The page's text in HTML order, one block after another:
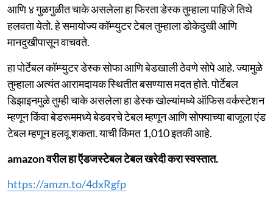
आणि ४ गुळगुळीत चाके असलेला हा फिरता डेस्क तुम्हाला पाहिजे तिथे
हलवता येतो. हे समायोज्य कॉम्प्युटर टेबल तुम्हाला डोकेदुखी आणि
मानदुखीपासून वाचवते.
हा पोर्टेबल कॉम्प्युटर डेस्क सोफा आणि बेडखाली ठेवणे सोपे आहे. ज्यामुळे
तुम्हाला अत्यंत आरामदायक स्थितीत बसण्यास मदत होते. पोर्टेबल
डिझाइनमुळे तुम्ही चाके असलेला हा डेस्क खोल्यांमध्ये ऑफिस वर्कस्टेशन
म्हणून किंवा बेडरूममध्ये बेडवरचे टेबल म्हणून आणि सोफ्याच्या बाजूला एंड
टेबल म्हणून हलवू शकता. याची किंमत 1,010 इतकी आहे.
amazon वरील हा ऍडजस्टेबल टेबल खरेदी करा स्वस्तात.
https://amzn.to/4dxRgfp